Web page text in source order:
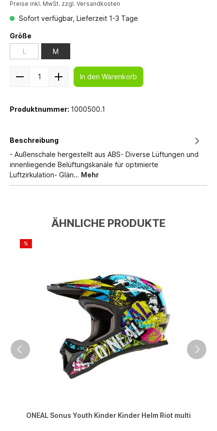
Preise inkl. MwSt. zzgl. Versandkosten
Sofort verfügbar, Lieferzeit 1-3 Tage
Größe
L
M
In den Warenkorb
Produktnummer: 1000500.1
Beschreibung
- Außenschale hergestellt aus ABS- Diverse Lüftungen und
innenliegende Belüftungskanäle für optimierte
Luftzirkulation- Glän… Mehr
ÄHNLICHE PRODUKTE
%
ONEAL Sonus Youth Kinder Kinder Helm Riot multi